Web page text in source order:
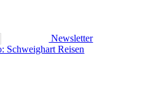
Newsletter